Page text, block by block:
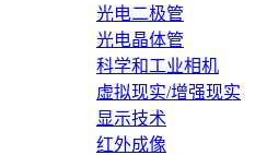
光电二极管
光电晶体管
科学和工业相机
虚拟现实/增强现实
显示技术
红外成像